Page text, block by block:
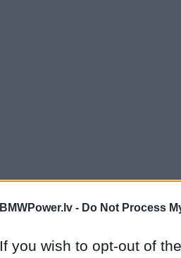
BMWPower.lv - Do Not Process
If you wish to opt-out of